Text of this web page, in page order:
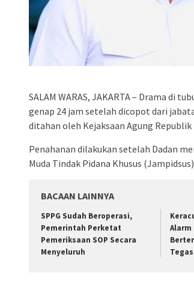
SALAM WARAS, JAKARTA – Drama di
genap 24 jam setelah dicopot dari
ditahan oleh Kejaksaan Agung
Penahanan dilakukan setelah Dadan
Muda Tindak Pidana Khusus
BACAAN LAINNYA
SPPG Sudah Beroperasi,
Pemerintah Perketat
Pemeriksaan SOP Secara
Menyeluruh
Alarm